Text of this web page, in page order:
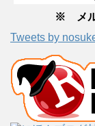
※ メル
Tweets by